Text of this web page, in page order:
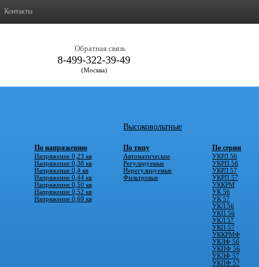
Контакты
Обратная связь
8-499-322-39-49
(Москва)
По напряжению
Напряжение 0,23 кв
Напряжение 0,38 кв
Напряжение 0,4 кв
Напряжение 0,44 кв
Напряжение 0,50 кв
Напряжение 0,52 кв
Напряжение 0,69 кв
Высоковольтные
По типу
Автоматические
Регулируемые
Нерегулируемые
Фильтровые
По серии
УКРЛ 56
УКРП 56
УКРЛ 57
УКРП 57
УККРМ
УК 56
УК 57
УКЛ 56
УКП 56
УКЛ 57
УКП 57
УККРМФ
УКЛФ 56
УКПФ 56
УКЛФ 57
УКПФ 57